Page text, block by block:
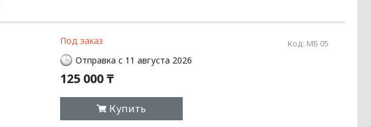
Под заказ Код: МБ 05
Отправка с 11 августа 2026
125 000 ₸
Купить